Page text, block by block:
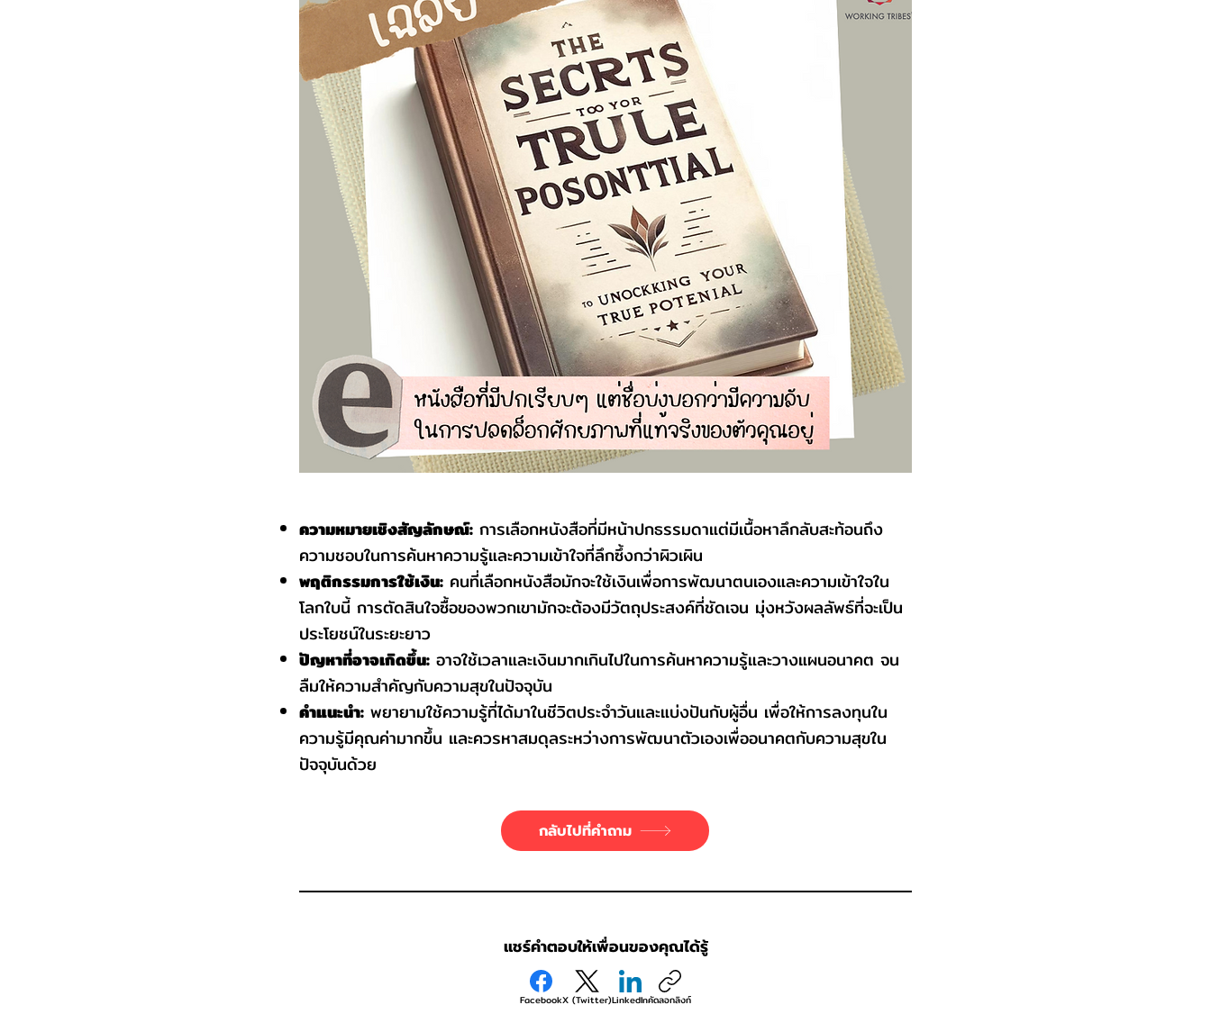
ความหมายเชิงสัญลักษณ์: การเลือกหนังสือที่มีหน้าปกธรรมดาแต่มีเนื้อหาลึกลับสะท้อนถึง
ความชอบในการค้นหาความรู้และความเข้าใจที่ลึกซึ้งกว่าผิวเผิน
พฤติกรรมการใช้เงิน: คนที่เลือกหนังสือมักจะใช้เงินเพื่อการพัฒนาตนเองและความเข้าใจใน
โลกใบนี้ การตัดสินใจซื้อของพวกเขามักจะต้องมีวัตถุประสงค์ที่ชัดเจน มุ่งหวังผลลัพธ์ที่จะเป็น
ประโยชน์ในระยะยาว
ปัญหาที่อาจเกิดขึ้น: อาจใช้เวลาและเงินมากเกินไปในการค้นหาความรู้และวางแผนอนาคต จน
ลืมให้ความสำคัญกับความสุขในปัจจุบัน
คำแนะนำ: พยายามใช้ความรู้ที่ได้มาในชีวิตประจำวันและแบ่งปันกับผู้อื่น เพื่อให้การลงทุนใน
ความรู้มีคุณค่ามากขึ้น และควรหาสมดุลระหว่างการพัฒนาตัวเองเพื่ออนาคตกับความสุขใน
ปัจจุบันด้วย
กลับไปที่คำถาม
แชร์คำตอบให้เพื่อนของคุณได้รู้
FacebookX (Twitter)LinkedInคัดลอกลิงก์